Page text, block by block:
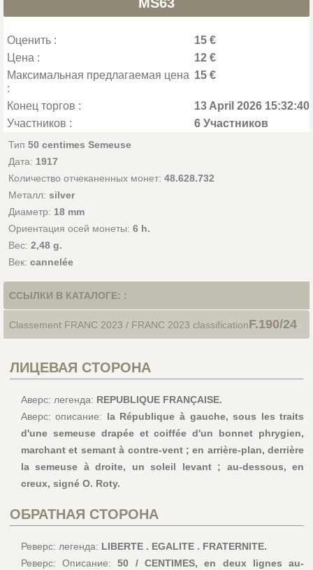
Оценить :
15 €
Цена :
12 €
Максимальная предлагаемая цена
:
15 €
Конец торгов :
13 April 2026 15:32:40
Участников :
6 Участников
Тип 50 centimes Semeuse
Дата: 1917
Количество отчеканенных монет: 48.628.732
Металл: silver
Диаметр: 18 mm
Ориентация осей монеты: 6 h.
Вес: 2,48 g.
Век: cannelée
ССЫЛКИ В КАТАЛОГЕ: :
Classement FRANC 2023 / FRANC 2023 classificationF.190/24
ЛИЦЕВАЯ СТОРОНА
Аверс: легенда: REPUBLIQUE FRANÇAISE.
Аверс: описание: la République à gauche, sous les traits
d'une semeuse drapée et coiffée d'un bonnet phrygien,
marchant et semant à contre-vent ; en arrière-plan, derrière
la semeuse à droite, un soleil levant ; au-dessous, en
creux, signé O. Roty.
ОБРАТНАЯ СТОРОНА
Реверс: легенда: LIBERTE . EGALITE . FRATERNITE.
Реверс: Описание:50 / CENTIMES, en deux lignes au-